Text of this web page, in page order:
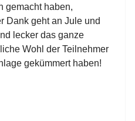
gemacht haben,
Dank geht an Jule und
lecker das ganze
Wohl der Teilnehmer
gekümmert haben!